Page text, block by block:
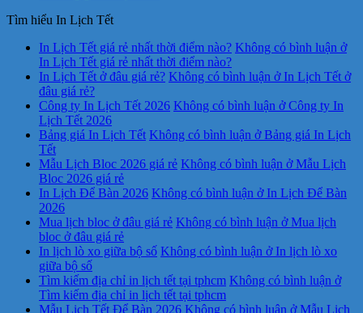
Tìm hiểu In Lịch Tết
In Lịch Tết giá rẻ nhất thời điểm nào? Không có bình luận ở
In Lịch Tết giá rẻ nhất thời điểm nào?
In Lịch Tết ở đâu giá rẻ? Không có bình luận ở In Lịch Tết ở
đâu giá rẻ?
Công ty In Lịch Tết 2026 Không có bình luận ở Công ty In
Lịch Tết 2026
Bảng giá In Lịch Tết Không có bình luận ở Bảng giá In Lịch
Tết
Mẫu Lịch Bloc 2026 giá rẻ Không có bình luận ở Mẫu Lịch
Bloc 2026 giá rẻ
In Lịch Để Bàn 2026 Không có bình luận ở In Lịch Để Bàn
2026
Mua lịch bloc ở đâu giá rẻ Không có bình luận ở Mua lịch
bloc ở đâu giá rẻ
In lịch lò xo giữa bộ số Không có bình luận ở In lịch lò xo
giữa bộ số
Tìm kiếm địa chỉ in lịch tết tại tphcm Không có bình luận ở
Tìm kiếm địa chỉ in lịch tết tại tphcm
Mẫu Lịch Tết Để Bàn 2026 Không có bình luận ở Mẫu Lịch